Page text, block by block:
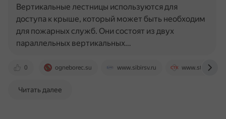
0 ogneborec.su www.sibirsv.ru www.stk-k.ru
Вертикальные лестницы используются для
доступа к крыше, который может быть необходим
для пожарных служб. Они состоят из двух
параллельных вертикальных…
Читать далее